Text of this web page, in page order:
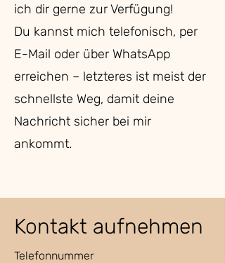
ich dir gerne zur Verfügung!
Du kannst mich telefonisch, per
E-Mail oder über WhatsApp
erreichen – letzteres ist meist der
schnellste Weg, damit deine
Nachricht sicher bei mir
ankommt.
Kontakt aufnehmen
Telefonnummer